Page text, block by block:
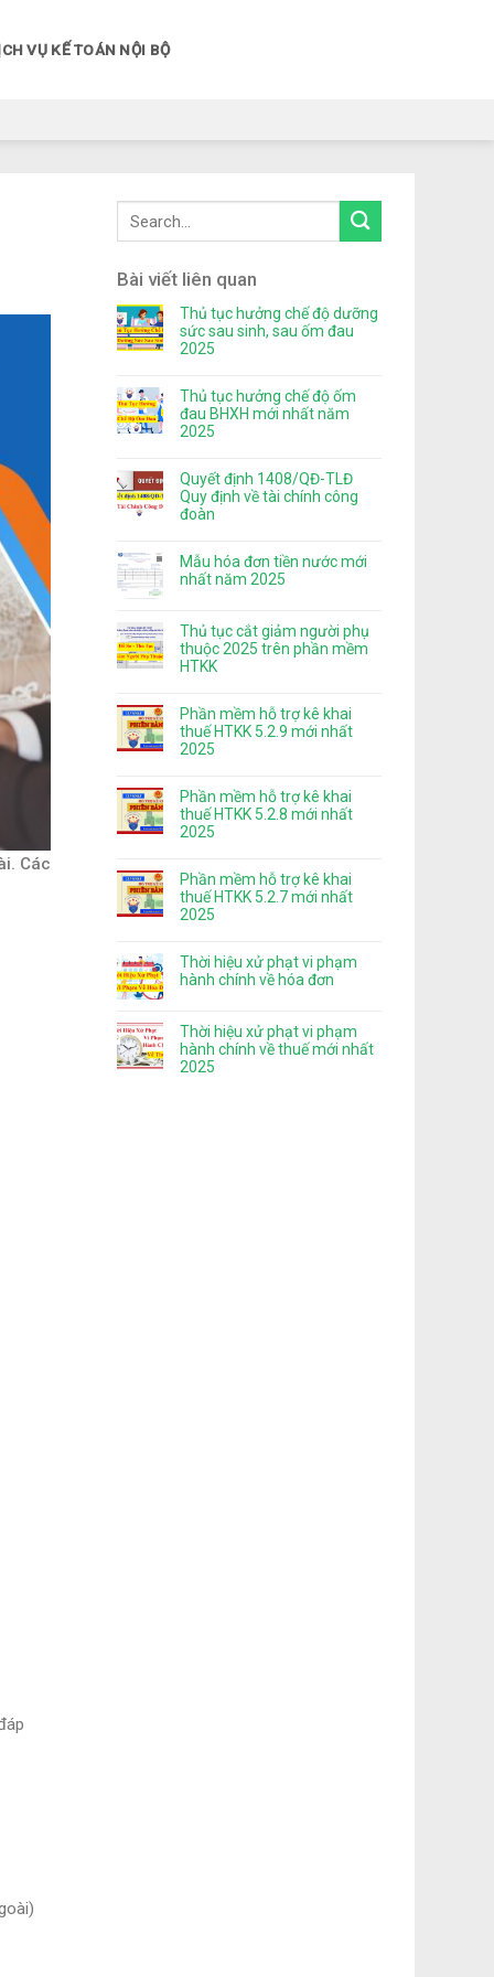
VỤ KẾ TOÁN NỘI BỘ
Các
Bài viết liên quan
Thủ tục hưởng chế độ dưỡng
sức sau sinh, sau ốm đau
2025
Thủ tục hưởng chế độ ốm
đau BHXH mới nhất năm
2025
Quyết định 1408/QĐ-TLĐ
Quy định về tài chính công
đoàn
Mẫu hóa đơn tiền nước mới
nhất năm 2025
Thủ tục cắt giảm người phụ
thuộc 2025 trên phần mềm
HTKK
Phần mềm hỗ trợ kê khai
thuế HTKK 5.2.9 mới nhất
2025
Phần mềm hỗ trợ kê khai
thuế HTKK 5.2.8 mới nhất
2025
Phần mềm hỗ trợ kê khai
thuế HTKK 5.2.7 mới nhất
2025
Thời hiệu xử phạt vi phạm
hành chính về hóa đơn
Thời hiệu xử phạt vi phạm
hành chính về thuế mới nhất
2025